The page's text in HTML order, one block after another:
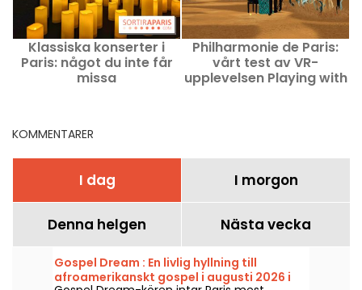
Klassiska konserter i
Paris: något du inte får
missa
Philharmonie de Paris:
vårt test av VR-
upplevelsen Playing with
KOMMENTARER
I dag I morgon
Denna helgen Nästa vecka
Gospel Dream : En livlig hyllning till
afroamerikanskt gospel i augusti 2026 i